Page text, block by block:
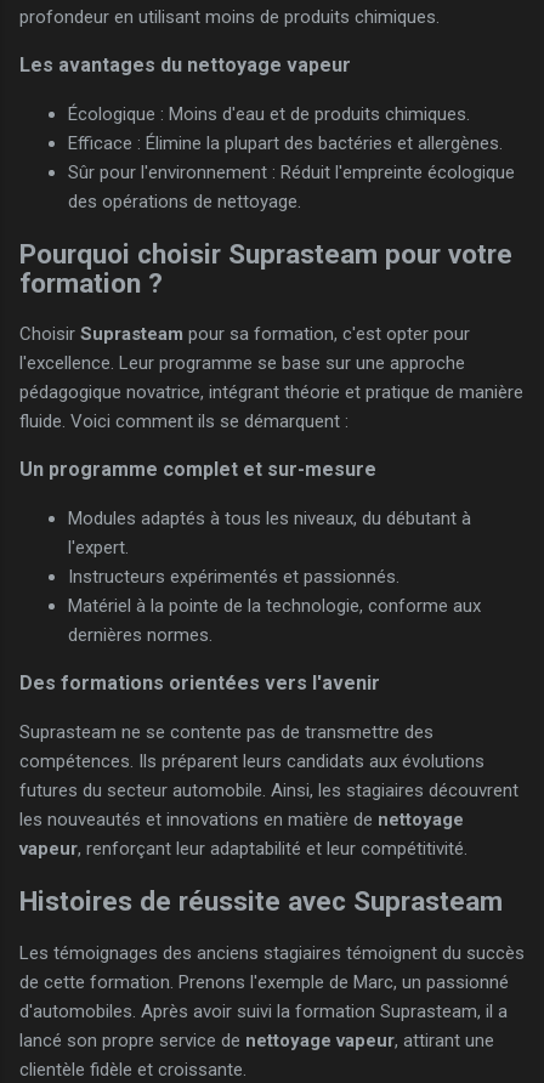
profondeur en utilisant moins de produits chimiques.
Les avantages du nettoyage vapeur
Écologique : Moins d'eau et de produits chimiques.
Efficace : Élimine la plupart des bactéries et allergènes.
Sûr pour l'environnement : Réduit l'empreinte écologique
des opérations de nettoyage.
Pourquoi choisir Suprasteam pour votre
formation ?
Choisir Suprasteam pour sa formation, c'est opter pour
l'excellence. Leur programme se base sur une approche
pédagogique novatrice, intégrant théorie et pratique de manière
fluide. Voici comment ils se démarquent :
Un programme complet et sur-mesure
Modules adaptés à tous les niveaux, du débutant à
l'expert.
Instructeurs expérimentés et passionnés.
Matériel à la pointe de la technologie, conforme aux
dernières normes.
Des formations orientées vers l'avenir
Suprasteam ne se contente pas de transmettre des
compétences. Ils préparent leurs candidats aux évolutions
futures du secteur automobile. Ainsi, les stagiaires découvrent
les nouveautés et innovations en matière de nettoyage
vapeur, renforçant leur adaptabilité et leur compétitivité.
Histoires de réussite avec Suprasteam
Les témoignages des anciens stagiaires témoignent du succès
de cette formation. Prenons l'exemple de Marc, un passionné
d'automobiles. Après avoir suivi la formation Suprasteam, il a
lancé son propre service de nettoyage vapeur, attirant une
clientèle fidèle et croissante.